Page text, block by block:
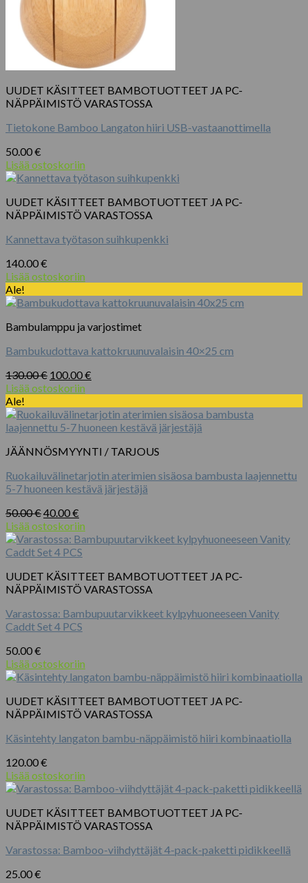
UUDET KÄSITTEET BAMBOTUOTTEET JA PC-
NÄPPÄIMISTÖ VARASTOSSA
Tietokone Bamboo Langaton hiiri USB-vastaanottimella
50.00€
Lisää ostoskoriin
UUDET KÄSITTEET BAMBOTUOTTEET JA PC-
NÄPPÄIMISTÖ VARASTOSSA
Kannettava työtason suihkupenkki
140.00€
Lisää ostoskoriin
Ale!
Bambulamppu ja varjostimet
Bambukudottava kattokruunuvalaisin 40×25 cm
130.00€ Alkuperäinen
hinta
130.00 €.
100.00€
100.00 €.
Lisää ostoskoriin
Ale!
JÄÄNNÖSMYYNTI / TARJOUS
Ruokailuvälinetarjotin aterimien sisäosa bambusta laajennettu
5-7 huoneen kestävä järjestäjä
50.00€Alkuperäinen
hinta
oli:
50.00 €.
40.00€
hinta
on:
40.00 €.
Lisää ostoskoriin
UUDET KÄSITTEET BAMBOTUOTTEET JA PC-
NÄPPÄIMISTÖ VARASTOSSA
Varastossa: Bambupuutarvikkeet kylpyhuoneeseen Vanity
Caddt Set 4 PCS
50.00€
Lisää ostoskoriin
UUDET KÄSITTEET BAMBOTUOTTEET JA PC-
NÄPPÄIMISTÖ VARASTOSSA
Käsintehty langaton bambu-näppäimistö hiiri kombinaatiolla
120.00€
Lisää ostoskoriin
UUDET KÄSITTEET BAMBOTUOTTEET JA PC-
NÄPPÄIMISTÖ VARASTOSSA
Varastossa: Bamboo-viihdyttäjät 4-pack-paketti pidikkeellä
25.00€